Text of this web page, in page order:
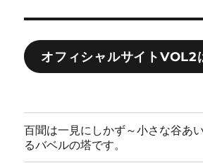
オフィシャルサイトVOL2
百聞は一見にしかず～小さな谷あ
るバベルの塔です。